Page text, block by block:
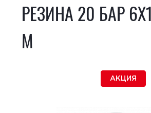
РЕЗИНА 20 БАР
М
АКЦИЯ